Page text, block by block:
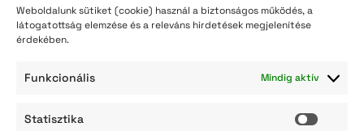
Weboldalunk sütiket (cookie) használ a biztonságos működés, a
látogatottság elemzése és a releváns hirdetések megjelenítése
érdekében.
Funkcionális Mindig aktív
Statisztika
2026. július
2026. április